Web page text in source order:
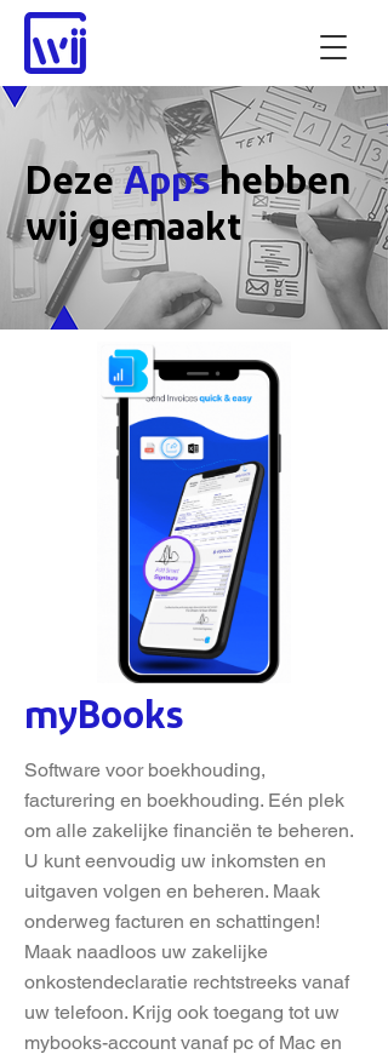
Deze Appshebben
wij gemaakt
myBooks
Software voor boekhouding,
facturering en boekhouding. Eén plek
om alle zakelijke financiën te beheren.
U kunt eenvoudig uw inkomsten en
uitgaven volgen en beheren. Maak
onderweg facturen en schattingen!
Maak naadloos uw zakelijke
onkostendeclaratie rechtstreeks vanaf
uw telefoon. Krijg ook toegang tot uw
mybooks-account vanaf pc of Mac en